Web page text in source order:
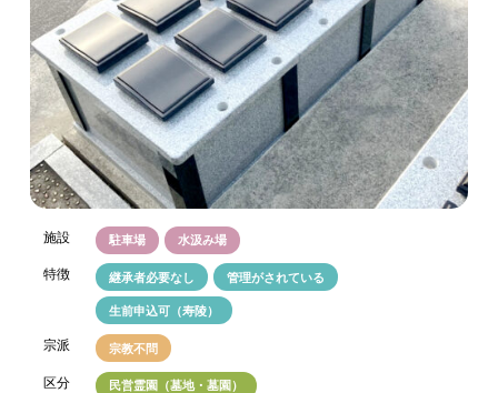
施設 駐車場 水汲み場
特徴 継承者必要なし 管理がされている
生前申込可（寿陵）
宗派 宗教不問
区分 民営霊園（墓地・墓園）